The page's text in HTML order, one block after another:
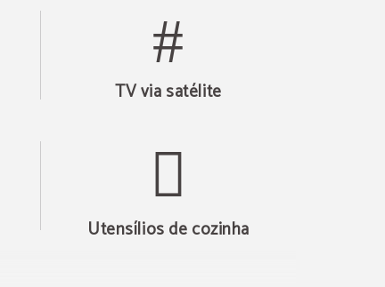
TV via satélite
Utensílios de cozinha